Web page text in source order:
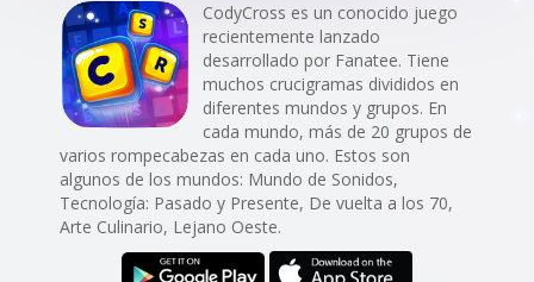
CodyCross es un conocido juego
recientemente lanzado
desarrollado por Fanatee. Tiene
muchos crucigramas divididos en
diferentes mundos y grupos. En
cada mundo, más de 20 grupos de
varios rompecabezas en cada uno. Estos son
algunos de los mundos: Mundo de Sonidos,
Tecnología: Pasado y Presente, De vuelta a los 70,
Arte Culinario, Lejano Oeste.